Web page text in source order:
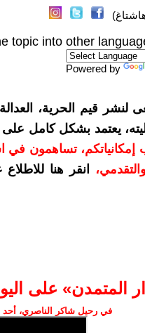
topic into other
Powered by
قيم الحرية، العدالة
يعتمد بشكل كامل
أكثر حسب إمكانياتكم، تساهمون
،
انقر هنا
المتمدن» على
في رحيل شاكر الناصري،